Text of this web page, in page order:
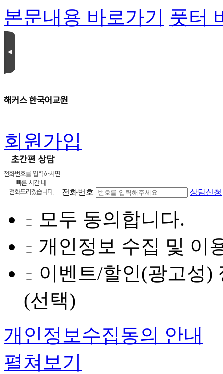
본문내용 바로가기 풋터
회원가입
전화번호 상담신청
모두 동의합니다.
개인정보 수집 및 이
이벤트/할인(광고성)
(선택)
개인정보수집동의 안내
펼쳐보기